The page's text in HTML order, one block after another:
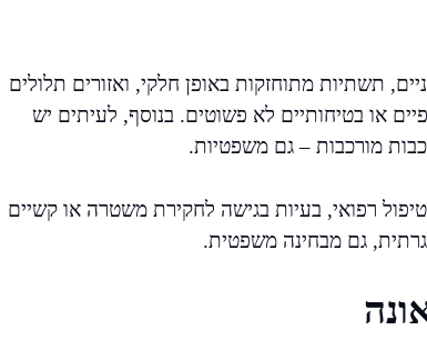
תשתיות מתוחזקות באופן חלקי, ואזורים תלולים
או בטיחותיים לא פשוטים. בנוסף, לעיתים יש
מורכבות – גם משפטיות.
רפואי, בעיות בגישה לחקירת משטרה או קשיים
גם מבחינה משפטית.